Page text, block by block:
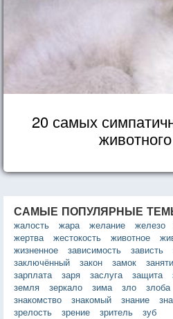
20 самых
САМЫЕ ПОПУЛЯРНЫЕ
жалость
жара желание железо
жертва
жестокость животное
жизненное
зависимость зависть
заключённый
закон замок
зарплата
заря заслуга защита
земля
зеркало зима зло злоба
знакомство
знакомый знание
зрелость
зрение зритель зуб